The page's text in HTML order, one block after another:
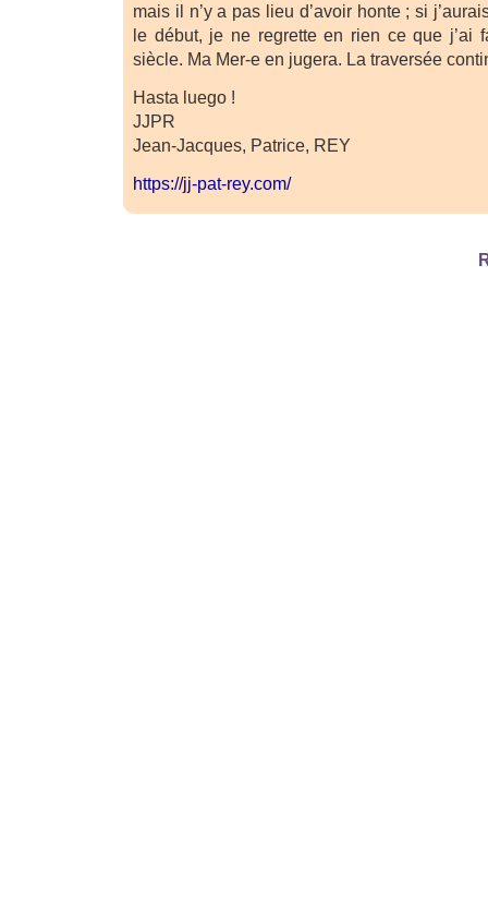
mais il n’y a pas lieu d’avoir honte ; si
le début, je ne regrette en rien ce que j’ai
siècle. Ma Mer-e en jugera. La traversée
Hasta luego !
JJPR
Jean-Jacques, Patrice, REY
https://jj-pat-rey.com/